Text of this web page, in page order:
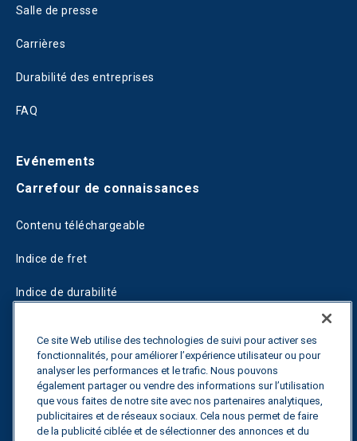
Salle de presse
Carrières
Durabilité des entreprises
FAQ
Evénements
Carrefour de connaissances
Contenu téléchargeable
Indice de fret
Indice de durabilité
Guides
Fuel Savings Calculator
Calculateur d'optimisation des transports
Ce site Web utilise des technologies de suivi pour activer ses
fonctionnalités, pour améliorer l’expérience utilisateur ou pour
analyser les performances et le trafic. Nous pouvons
également partager ou vendre des informations sur l’utilisation
que vous faites de notre site avec nos partenaires analytiques,
publicitaires et de réseaux sociaux. Cela nous permet de faire
de la publicité ciblée et de sélectionner des annonces et du